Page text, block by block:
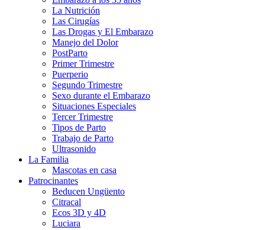
La Nutrición
Las Cirugías
Las Drogas y El Embarazo
Manejo del Dolor
PostParto
Primer Trimestre
Puerperio
Segundo Trimestre
Sexo durante el Embarazo
Situaciones Especiales
Tercer Trimestre
Tipos de Parto
Trabajo de Parto
Ultrasonido
La Familia
Mascotas en casa
Patrocinantes
Beducen Ungüento
Citracal
Ecos 3D y 4D
Luciara